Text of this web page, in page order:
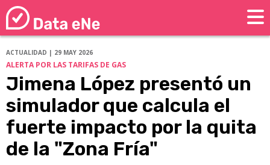
ACTUALIDAD | 29 MAY 2026
ALERTA POR LAS TARIFAS DE GAS
Jimena López presentó un
simulador que calcula el
fuerte impacto por la quita
de la "Zona Fría"